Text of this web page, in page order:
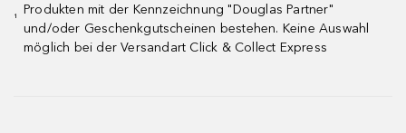
¹
Produkten mit der Kennzeichnung "Douglas Partner"
und/oder Geschenkgutscheinen bestehen. Keine Auswahl
möglich bei der Versandart Click & Collect Express